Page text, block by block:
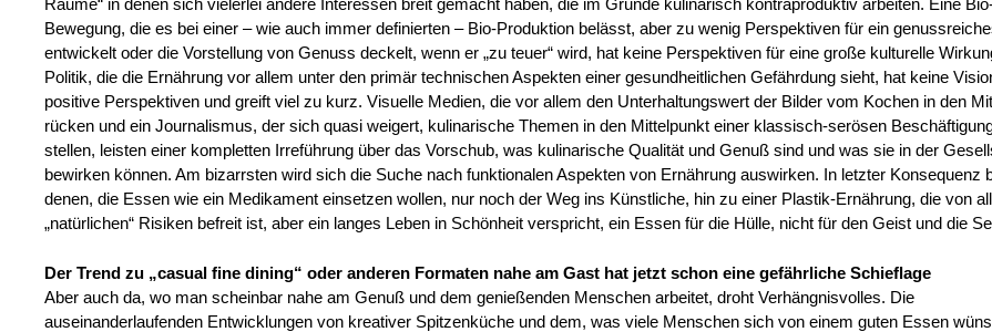
Räume“ in denen sich vielerlei andere Interessen breit gemacht haben, die im Grunde kulinarisch kontraproduktiv arbeiten. Eine
Bewegung, die es bei einer – wie auch immer definierten – Bio-Produktion belässt, aber zu wenig Perspektiven für ein
entwickelt oder die Vorstellung von Genuss deckelt, wenn er „zu teuer“ wird, hat keine Perspektiven für eine große kulturelle
Politik, die die Ernährung vor allem unter den primär technischen Aspekten einer gesundheitlichen Gefährdung sieht, hat keine
positive Perspektiven und greift viel zu kurz. Visuelle Medien, die vor allem den Unterhaltungswert der Bilder vom Kochen in den
rücken und ein Journalismus, der sich quasi weigert, kulinarische Themen in den Mittelpunkt einer klassisch-serösen
stellen, leisten einer kompletten Irreführung über das Vorschub, was kulinarische Qualität und Genuß sind und was sie in der
bewirken können. Am bizarrsten wird sich die Suche nach funktionalen Aspekten von Ernährung auswirken. In letzter Konsequenz
denen, die Essen wie ein Medikament einsetzen wollen, nur noch der Weg ins Künstliche, hin zu einer Plastik-Ernährung, die von
„natürlichen“ Risiken befreit ist, aber ein langes Leben in Schönheit verspricht, ein Essen für die Hülle, nicht für den Geist und die
Der Trend zu „casual fine dining“ oder anderen Formaten nahe am Gast hat jetzt schon eine gefährliche Schieflage
Aber auch da, wo man scheinbar nahe am Genuß und dem genießenden Menschen arbeitet, droht Verhängnisvolles. Die
auseinanderlaufenden Entwicklungen von kreativer Spitzenküche und dem, was viele Menschen sich von einem guten Essen